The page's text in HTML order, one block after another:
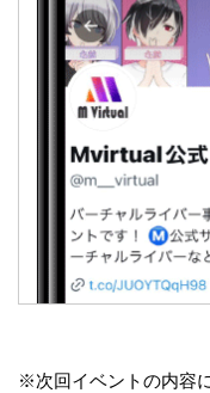
※次回イベントの内容